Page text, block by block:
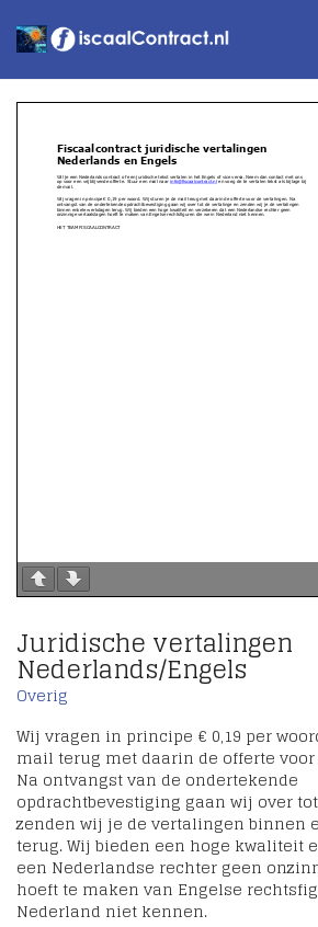
Juridische vertalingen
Nederlands/Engels
Overig
Wij vragen in principe € 0,19 per
mail terug met daarin de offerte
Na ontvangst van de ondertekende
opdrachtbevestiging gaan wij over
zenden wij je de vertalingen binnen
terug. Wij bieden een hoge kwaliteit
een Nederlandse rechter geen
hoeft te maken van Engelse
Nederland niet kennen.